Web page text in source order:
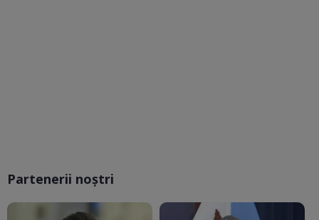
Partenerii noștri